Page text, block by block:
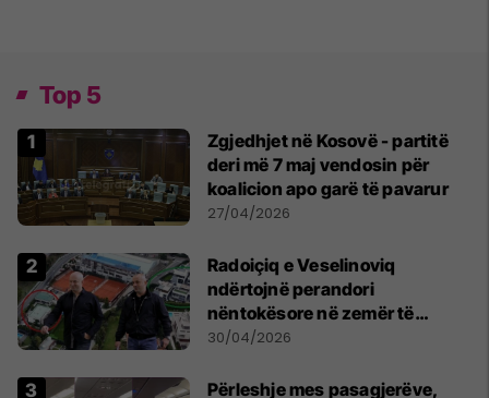
Top 5
Zgjedhjet në Kosovë - partitë
deri më 7 maj vendosin për
koalicion apo garë të pavarur
27/04/2026
Radoiçiq e Veselinoviq
ndërtojnë perandori
nëntokësore në zemër të
Beogradit, nën vilat e tyre
30/04/2026
Përleshje mes pasagjerëve,